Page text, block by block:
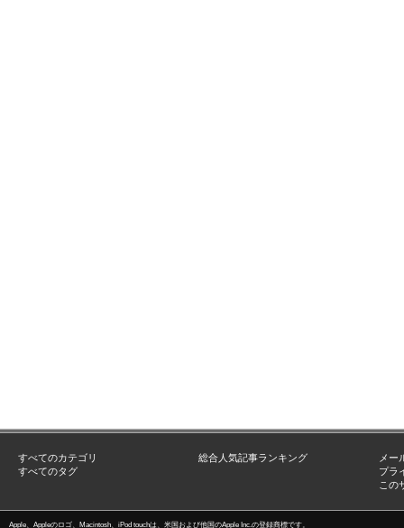
すべてのカテゴリ
すべてのタグ
総合人気記事ランキング
メー
プラ
この
Apple、Appleのロゴ、Macintosh、iPod touchは、米国および他国のApple Inc.の登録商標です。